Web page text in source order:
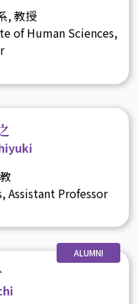
, 教授
of Human Sciences,
Assistant Professor
ALUMNI